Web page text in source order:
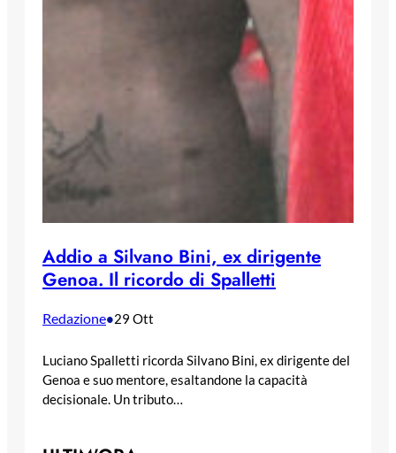
Addio a Silvano Bini, ex dirigente
Genoa. Il ricordo di Spalletti
Redazione•29 Ott
Luciano Spalletti ricorda Silvano Bini, ex dirigente del
Genoa e suo mentore, esaltandone la capacità
decisionale. Un tributo…